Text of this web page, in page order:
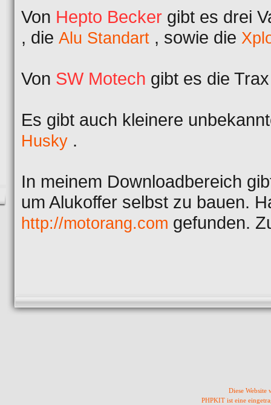
Von Hepto Becker gibt es drei
, die Alu Standart , sowie die
Von SW Motech gibt es die
Es gibt auch kleinere
Husky .
In meinem Downloadbereich
um Alukoffer selbst zu bauen.
http://motorang.com gefunden.
Diese Website
PHPKIT ist eine